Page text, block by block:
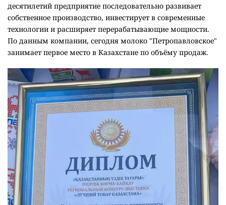
десятилетий предприятие последовательно развивает
собственное производство, инвестирует в современные
технологии и расширяет перерабатывающие мощности.
По данным компании, сегодня молоко "Петропавловское"
занимает первое место в Казахстане по объёму продаж.